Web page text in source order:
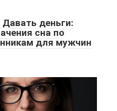
деньги:
сна по
для мужчин